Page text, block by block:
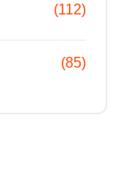
(112)
(85)